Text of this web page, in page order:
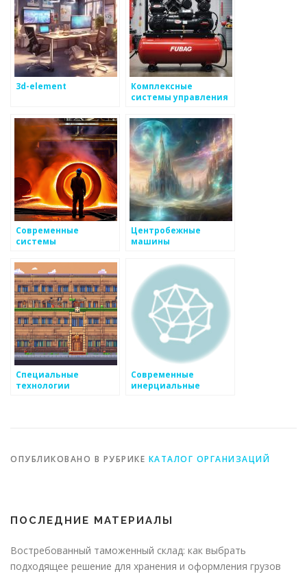
металоизделиях
3d-element
Комплексные
системы управления
Современные
системы
контроля
температуры
металлов
Центробежные
машины
Специальные
технологии
Современные
инерциальные
ОПУБЛИКОВАНО В РУБРИКЕ КАТАЛОГ ОРГАНИЗАЦИЙ
ПОСЛЕДНИЕ МАТЕРИАЛЫ
Востребованный таможенный склад: как выбрать
подходящее решение для хранения и оформления грузов